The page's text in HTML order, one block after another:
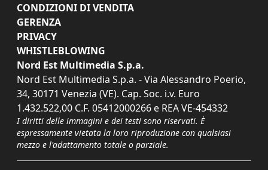
CONDIZIONI DI VENDITA
GERENZA
PRIVACY
WHISTLEBLOWING
Nord Est Multimedia S.p.a.
Nord Est Multimedia S.p.a. - Via Alessandro Poerio,
34, 30171 Venezia (VE). Cap. Soc. i.v. Euro
1.432.522,00 C.F. 05412000266 e REA VE-454332
I diritti delle immagini e dei testi sono riservati. È
espressamente vietata la loro riproduzione con qualsiasi
mezzo e l'adattamento totale o parziale.